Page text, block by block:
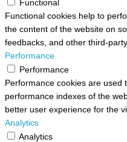
Functional
Functional cookies help to
the content of the website on
feedbacks, and other third-
Performance
Performance
Performance cookies are
performance indexes of the
better user experience for the
Analytics
Analytics